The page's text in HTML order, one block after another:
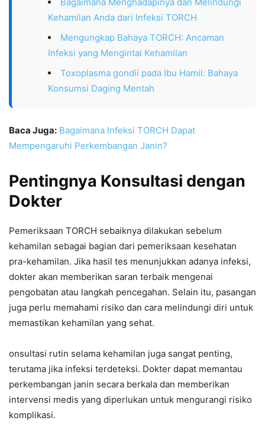
Kehamilan Anda dari Infeksi TORCH
Mengungkap Bahaya TORCH: Ancaman
Infeksi yang Mengintai Kehamilan
Toxoplasma gondii pada Ibu Hamil: Bahaya
Konsumsi Daging Mentah
Baca Juga: Bagaimana Infeksi TORCH Dapat
Mempengaruhi Perkembangan Janin?
Pentingnya Konsultasi dengan
Dokter
Pemeriksaan TORCH sebaiknya dilakukan sebelum
kehamilan sebagai bagian dari pemeriksaan kesehatan
pra-kehamilan. Jika hasil tes menunjukkan adanya infeksi,
dokter akan memberikan saran terbaik mengenai
pengobatan atau langkah pencegahan. Selain itu, pasangan
juga perlu memahami risiko dan cara melindungi diri untuk
memastikan kehamilan yang sehat.
onsultasi rutin selama kehamilan juga sangat penting,
terutama jika infeksi terdeteksi. Dokter dapat memantau
perkembangan janin secara berkala dan memberikan
intervensi medis yang diperlukan untuk mengurangi risiko
komplikasi.